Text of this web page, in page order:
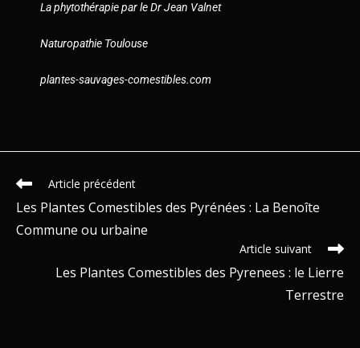
La phytothérapie par le Dr Jean Valnet
Naturopathie Toulouse
plantes-sauvages-comestibles.com
Article précédent
Les Plantes Comestibles des Pyrénées : La Benoîte
Commune ou urbaine
Article suivant
Les Plantes Comestibles des Pyrenees : le Lierre
Terrestre